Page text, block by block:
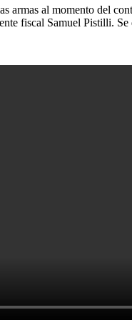
armas al momento del
fiscal Samuel Pistilli.